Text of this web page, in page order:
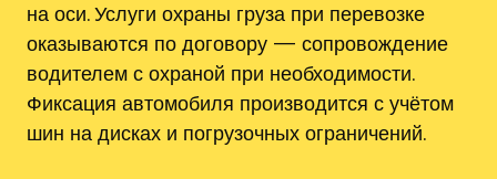
на оси. Услуги охраны груза при перевозке
оказываются по договору — сопровождение
водителем с охраной при необходимости.
Фиксация автомобиля производится с учётом
шин на дисках и погрузочных ограничений.